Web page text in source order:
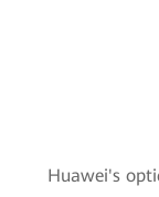
Huawei's